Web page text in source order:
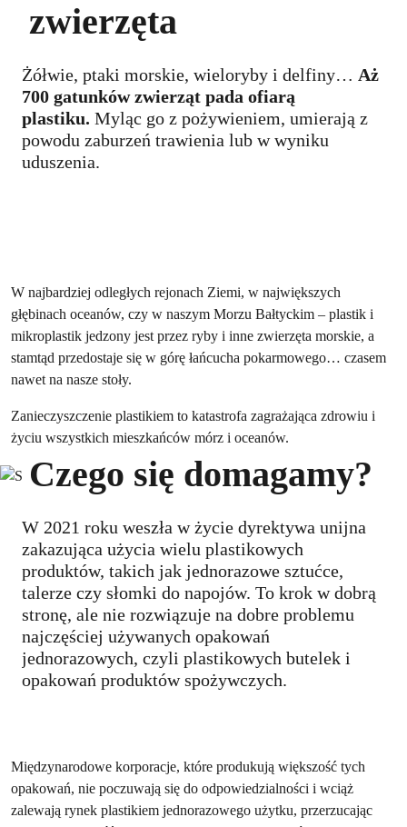
zwierzęta
Żółwie, ptaki morskie, wieloryby i delfiny… Aż
700 gatunków zwierząt pada ofiarą
plastiku. Myląc go z pożywieniem, umierają z
powodu zaburzeń trawienia lub w wyniku
uduszenia.
W najbardziej odległych rejonach Ziemi, w największych
głębinach oceanów, czy w naszym Morzu Bałtyckim – plastik i
mikroplastik jedzony jest przez ryby i inne zwierzęta morskie, a
stamtąd przedostaje się w górę łańcucha pokarmowego… czasem
nawet na nasze stoły.
Zanieczyszczenie plastikiem to katastrofa zagrażająca zdrowiu i
życiu wszystkich mieszkańców mórz i oceanów.
Czego się domagamy?
W 2021 roku weszła w życie dyrektywa unijna
zakazująca użycia wielu plastikowych
produktów, takich jak jednorazowe sztućce,
talerze czy słomki do napojów. To krok w dobrą
stronę, ale nie rozwiązuje na dobre problemu
najczęściej używanych opakowań
jednorazowych, czyli plastikowych butelek i
opakowań produktów spożywczych.
Międzynarodowe korporacje, które produkują większość tych
opakowań, nie poczuwają się do odpowiedzialności i wciąż
zalewają rynek plastikiem jednorazowego użytku, przerzucając